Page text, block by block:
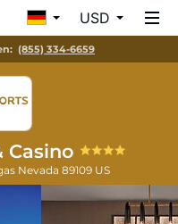
USD
(855) 334-6659
Casino
Nevada 89109 US